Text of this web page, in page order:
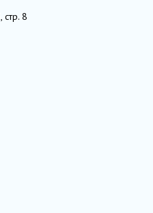
стр. 8